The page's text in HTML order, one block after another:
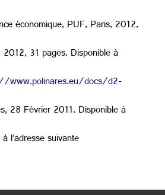
économique, PUF, Paris, 2012,
31 pages. Disponible à
www.polinares.eu/docs/d2-
28 Février 2011. Disponible à
l’adresse suivante